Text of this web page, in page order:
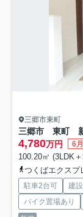
三郷市東町
三郷市 東町
4,780万円 6
100.20㎡ (3LDK
つくばエクスプ
駐車2台可 建
バイク置場あり